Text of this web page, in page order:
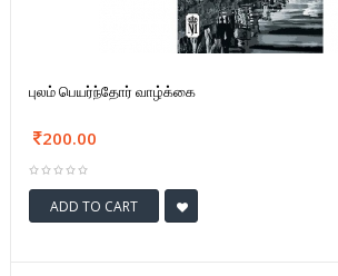
புலம் பெயர்ந்தோர் வாழ்க்கை
200.00
ADD TO CART